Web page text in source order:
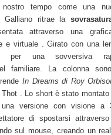
nostro tempo come una
Galliano ritrae la
attraverso una
e virtuale . Girato con una
per una sovversiva
familiare. La colonna
In Dreams di Roy
Thot . Lo short è stato
versione con visione a
di spostarsi attraverso
sul mouse, creando un